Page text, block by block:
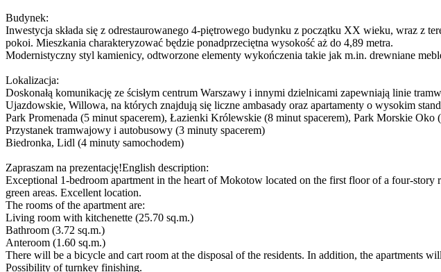
Budynek:
Inwestycja składa się z odrestaurowanego 4-piętrowego budynku z początku XX wieku, wraz z
pokoi. Mieszkania charakteryzować będzie ponadprzeciętna wysokość aż do 4,89 metra.
Modernistyczny styl kamienicy, odtworzone elementy wykończenia takie jak m.in. drewniane
Lokalizacja:
Doskonałą komunikację ze ścisłym centrum Warszawy i innymi dzielnicami zapewniają linie
Ujazdowskie, Willowa, na których znajdują się liczne ambasady oraz apartamenty o wysokim
Park Promenada (5 minut spacerem), Łazienki Królewskie (8 minut spacerem), Park Morskie Oko
Przystanek tramwajowy i autobusowy (3 minuty spacerem)
Biedronka, Lidl (4 minuty samochodem)
Zapraszam na prezentację!English description:
Exceptional 1-bedroom apartment in the heart of Mokotow located on the first floor of a four-
green areas. Excellent location.
The rooms of the apartment are:
Living room with kitchenette (25.70 sq.m.)
Bathroom (3.72 sq.m.)
Anteroom (1.60 sq.m.)
There will be a bicycle and cart room at the disposal of the residents. In addition, the apartments
Possibility of turnkey finishing.